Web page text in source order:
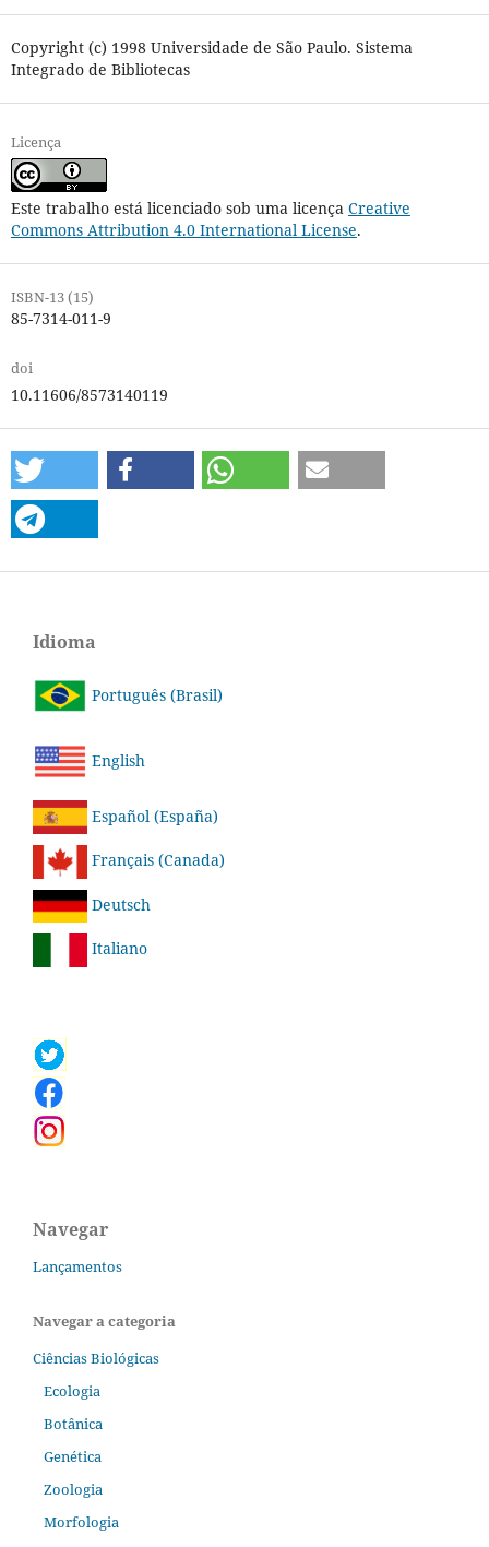
Copyright (c) 1998 Universidade de São Paulo. Sistema
Integrado de Bibliotecas
Licença
Este trabalho está licenciado sob uma licença Creative
Commons Attribution 4.0 International License.
ISBN-13 (15)
85-7314-011-9
doi
10.11606/8573140119
Idioma
Português (Brasil)
English
Español (España)
Français (Canada)
Deutsch
Italiano
Navegar
Lançamentos
Navegar a categoria
Ciências Biológicas
Ecologia
Botânica
Genética
Zoologia
Morfologia